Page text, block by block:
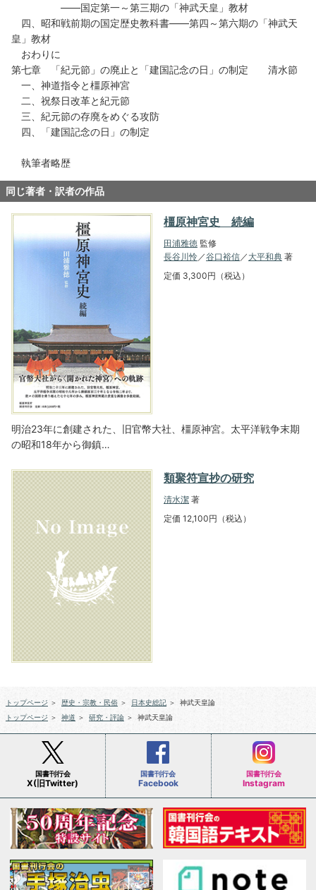
――国定第一～第三期の「神武天皇」教材
四、昭和戦前期の国定歴史教科書――第四～第六期の「神武天
皇」教材
おわりに
第七章 「紀元節」の廃止と「建国記念の日」の制定 清水節
一、神道指令と橿原神宮
二、祝祭日改革と紀元節
三、紀元節の存廃をめぐる攻防
四、「建国記念の日」の制定
執筆者略歴
同じ著者・訳者の作品
橿原神宮史 続編
田浦雅徳 監修
長谷川怜 ／谷口裕信 ／ 大平和典 著
定価 3,300円（税込）
明治23年に創建された、旧官幣大社、橿原神宮。太平洋戦争末期
の昭和18年から御鎮…
類聚符宣抄の研究
清水潔 著
定価 12,100円（税込）
トップページ ＞ 歴史・宗教・民俗 ＞ 日本史総記 ＞
神武天皇論
トップページ ＞ 神道 ＞ 研究・評論 ＞ 神武天皇論
国書刊行会
X(旧Twitter)
国書刊行会
Facebook
国書刊行会
Instagram